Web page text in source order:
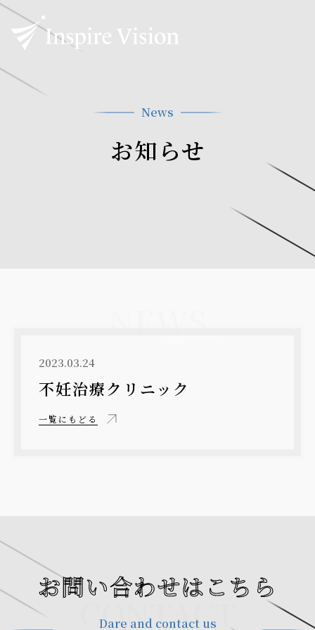
News
お知らせ
2023.03.24
不妊治療クリニック
一覧にもどる
CONTACT
お問い合わせはこちら
Dare and contact us